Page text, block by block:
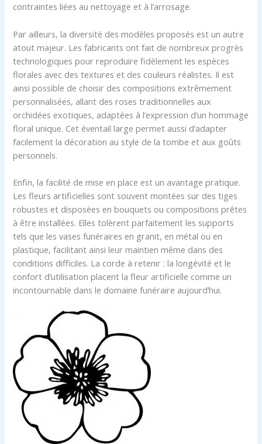
contraintes liées au nettoyage et à l’arrosage.
Par ailleurs, la diversité des modèles proposés est un autre
atout majeur. Les fabricants ont fait de nombreux progrès
technologiques pour reproduire fidèlement les espèces
florales avec des textures et des couleurs réalistes. Il est
ainsi possible de choisir des compositions extrêmement
personnalisées, allant des roses traditionnelles aux
orchidées exotiques, adaptées à l’expression d’un hommage
floral unique. Cet éventail large permet aussi d’adapter
facilement la décoration au style de la tombe et aux goûts
personnels.
Enfin, la facilité de mise en place est un avantage pratique.
Les fleurs artificielles sont souvent montées sur des tiges
robustes et disposées en bouquets ou compositions prêtes
à être installées. Elles tolèrent parfaitement les supports
tels que les vases funéraires en granit, en métal ou en
plastique, facilitant ainsi leur maintien même dans des
conditions difficiles. La corde à retenir : la longévité et le
confort d’utilisation placent la fleur artificielle comme un
incontournable dans le domaine funéraire aujourd’hui.